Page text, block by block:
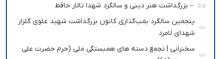
– بزرگداشت هنر دینی و سالگرد شهدا تالار حافظ
پنجمین سالگرد بمب‌گذاری کانون بزرگداشت شهید علوی گلزار
شهدای لامرد
سخنرانی | تجمع دسته های همبستگی ملی (حرم حضرت علی